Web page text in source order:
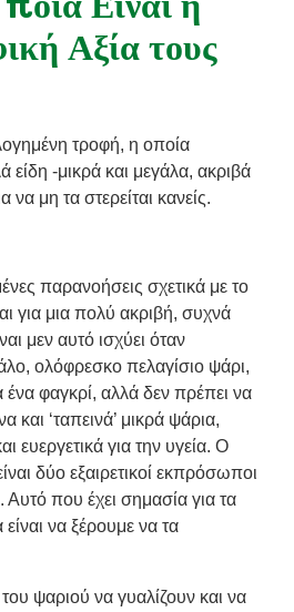
Νικολαΐδη
Είναι η
Αξία τους
τροφή, η οποία
είδη -μικρά και μεγάλα, ακριβά
να μη τα στερείται κανείς.
παρανοήσεις σχετικά με το
για μια πολύ ακριβή, συχνά
μεν αυτό ισχύει όταν
ολόφρεσκο πελαγίσιο ψάρι,
φαγκρί, αλλά δεν πρέπει να
και ‘ταπεινά’ μικρά ψάρια,
ευεργετικά για την υγεία. Ο
δύο εξαιρετικοί εκπρόσωποι
Αυτό που έχει σημασία για τα
να ξέρουμε να τα
ψαριού να γυαλίζουν και να